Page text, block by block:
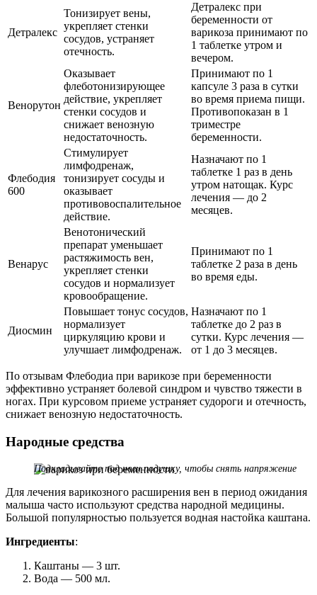
Детралекс
Тонизирует вены,
укрепляет стенки
сосудов, устраняет
отечность.
Детралекс при
беременности от
варикоза принимают по
1 таблетке утром и
вечером.
Венорутон
Оказывает
флеботонизирующее
действие, укрепляет
стенки сосудов и
снижает венозную
недостаточность.
Принимают по 1
капсуле 3 раза в сутки
во время приема пищи.
Противопоказан в 1
триместре
беременности.
Флебодия
600
Стимулирует
лимфодренаж,
тонизирует сосуды и
оказывает
противовоспалительное
действие.
Назначают по 1
таблетке 1 раз в день
утром натощак. Курс
лечения — до 2
месяцев.
Венарус
Венотонический
препарат уменьшает
растяжимость вен,
укрепляет стенки
сосудов и нормализует
кровообращение.
Принимают по 1
таблетке 2 раза в день
во время еды.
Диосмин
Повышает тонус сосудов,
нормализует
циркуляцию крови и
улучшает лимфодренаж.
Назначают по 1
таблетке до 2 раз в
сутки. Курс лечения —
от 1 до 3 месяцев.
По отзывам Флебодиа при варикозе при беременности
эффективно устраняет болевой синдром и чувство тяжести в
ногах. При курсовом приеме устраняет судороги и отечность,
снижает венозную недостаточность.
Народные средства
Подкладывайте под ноги подушку, чтобы снять напряжение
Для лечения варикозного расширения вен в период ожидания
малыша часто используют средства народной медицины.
Большой популярностью пользуется водная настойка каштана.
Ингредиенты:
Каштаны — 3 шт.
Вода — 500 мл.